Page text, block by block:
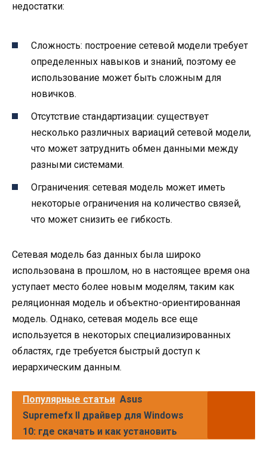
недостатки:
Сложность: построение сетевой модели требует
определенных навыков и знаний, поэтому ее
использование может быть сложным для
новичков.
Отсутствие стандартизации: существует
несколько различных вариаций сетевой модели,
что может затруднить обмен данными между
разными системами.
Ограничения: сетевая модель может иметь
некоторые ограничения на количество связей,
что может снизить ее гибкость.
Сетевая модель баз данных была широко
использована в прошлом, но в настоящее время она
уступает место более новым моделям, таким как
реляционная модель и объектно-ориентированная
модель. Однако, сетевая модель все еще
используется в некоторых специализированных
областях, где требуется быстрый доступ к
иерархическим данным.
Популярные статьи Asus
Supremefx II драйвер для Windows
10: где скачать и как установить